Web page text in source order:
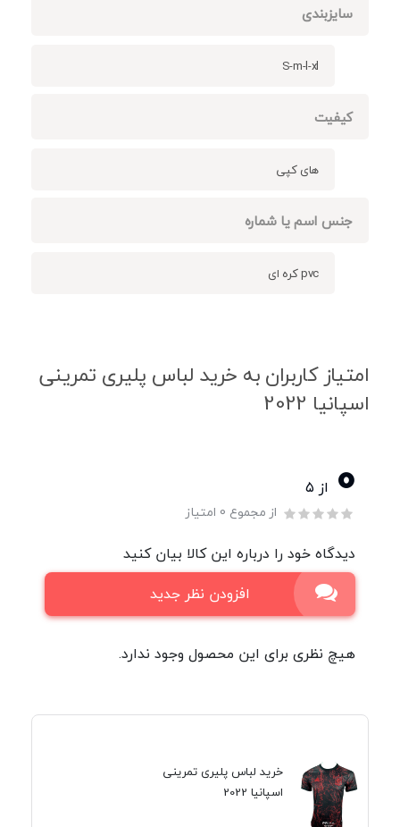
سایزبندی
S-m-l-xl
کیفیت
های کپی
جنس اسم یا شماره
pvc کره ای
امتیاز کاربران به خرید لباس پلیری تمرینی
اسپانیا 2022
0 از ۵
از مجموع 0 امتیاز
دیدگاه خود را درباره این کالا بیان کنید
افزودن نظر جدید
هیچ نظری برای این محصول وجود ندارد.
خرید لباس پلیری تمرینی
اسپانیا 2022